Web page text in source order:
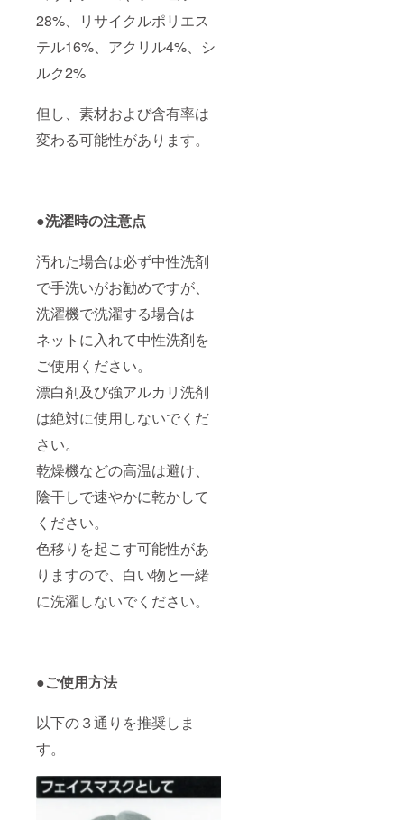
28%、リサイクルポリエス
テル16%、アクリル4%、シ
ルク2%
但し、素材および含有率は
変わる可能性があります。
●洗濯時の注意点
汚れた場合は必ず中性洗剤
で手洗いがお勧めですが、
洗濯機で洗濯する場合は
ネットに入れて中性洗剤を
ご使用ください。
漂白剤及び強アルカリ洗剤
は絶対に使用しないでくだ
さい。
乾燥機などの高温は避け、
陰干しで速やかに乾かして
ください。
色移りを起こす可能性があ
りますので、白い物と一緒
に洗濯しないでください。
●ご使用方法
以下の３通りを推奨しま
す。